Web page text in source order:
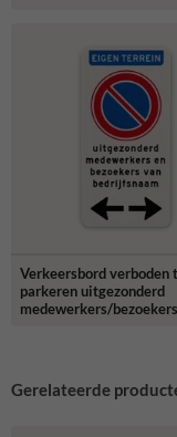
Verkeersbord verboden
parkeren uitgezonderd
medewerkers/bezoekers
Gerelateerde